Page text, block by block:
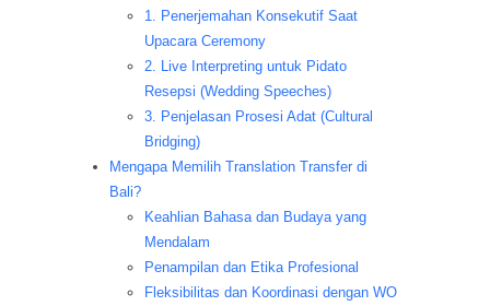
1. Penerjemahan Konsekutif Saat
Upacara Ceremony
2. Live Interpreting untuk Pidato
Resepsi (Wedding Speeches)
3. Penjelasan Prosesi Adat (Cultural
Bridging)
Mengapa Memilih Translation Transfer di
Bali?
Keahlian Bahasa dan Budaya yang
Mendalam
Penampilan dan Etika Profesional
Fleksibilitas dan Koordinasi dengan WO